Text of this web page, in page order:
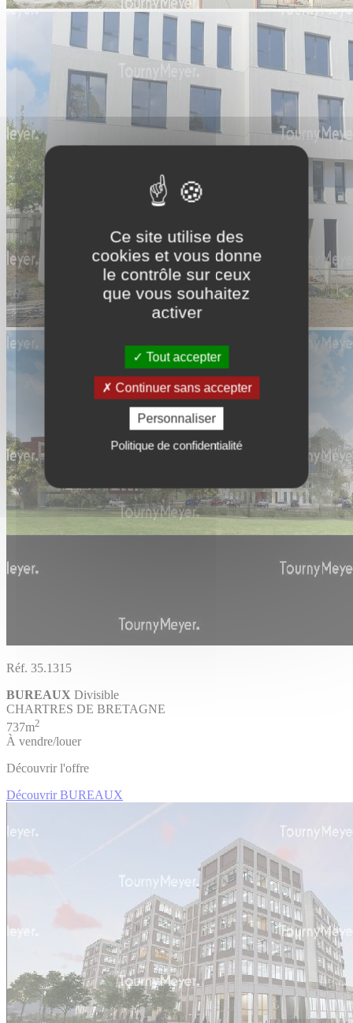
Ce site utilise des
cookies et vous donne
le contrôle sur ceux
que vous souhaitez
activer
Tout accepter
Continuer sans accepter
Personnaliser
Politique de confidentialité
Réf. 35.1315
BUREAUX Divisible
CHARTRES DE BRETAGNE
737m2
À vendre/louer
Découvrir l'offre
Découvrir BUREAUX